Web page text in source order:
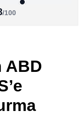
Youtube
TikTok
/100
ABD